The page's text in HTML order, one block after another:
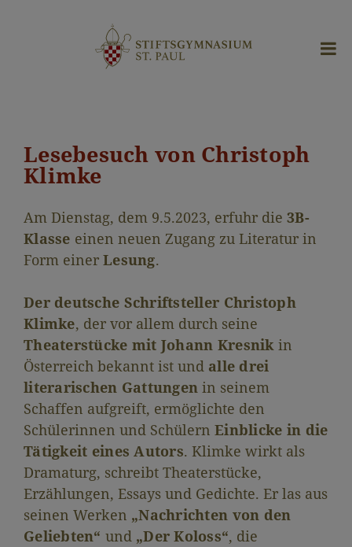
Lesebesuch von Christoph
Klimke
Am Dienstag, dem 9.5.2023, erfuhr die 3B-
Klasse einen neuen Zugang zu Literatur in
Form einer Lesung.
Der deutsche Schriftsteller Christoph
Klimke, der vor allem durch seine
Theaterstücke mit Johann Kresnikin
Österreich bekannt ist und alle drei
literarischen Gattungen in seinem
Schaffen aufgreift, ermöglichte den
Schülerinnen und Schülern Einblicke in die
Tätigkeit eines Autors. Klimke wirkt als
Dramaturg, schreibt Theaterstücke,
Erzählungen, Essays und Gedichte. Er las aus
seinen Werken „Nachrichten von den
Geliebten“ und „Der Koloss“, die